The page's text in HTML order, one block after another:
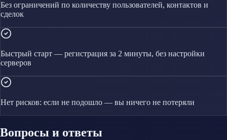
Без ограничений по количеству пользователей, контактов и
сделок
Быстрый старт — регистрация за 2 минуты, без настройки
серверов
Нет рисков: если не подошло — вы ничего не потеряли
Вопросы и ответы